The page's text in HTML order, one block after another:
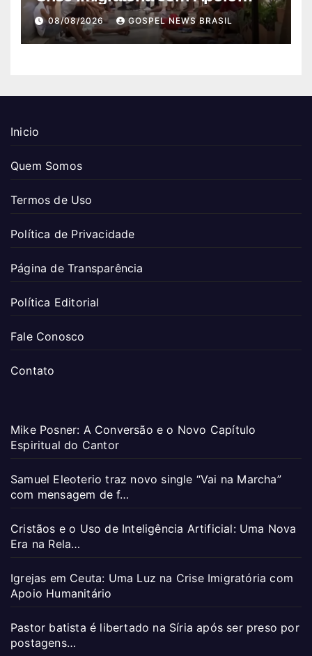
Humanitário
08/08/2026 GOSPEL NEWS BRASIL
Inicio
Quem Somos
Termos de Uso
Política de Privacidade
Página de Transparência
Política Editorial
Fale Conosco
Contato
Mike Posner: A Conversão e o Novo Capítulo
Espiritual do Cantor
Samuel Eleoterio traz novo single “Vai na Marcha”
com mensagem de f…
Cristãos e o Uso de Inteligência Artificial: Uma Nova
Era na Rela…
Igrejas em Ceuta: Uma Luz na Crise Imigratória com
Apoio Humanitário
Pastor batista é libertado na Síria após ser preso por
postagens…